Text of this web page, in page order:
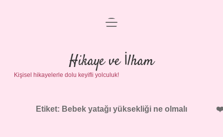
Anasayfa
Gizlilik Politikası
Yasal Uyarı
menüyü
Hikaye ve İlham
Kişisel hikayelerle dolu keyifli yolculuk!
Etiket: Bebek yatağı yüksekliği ne olmalı